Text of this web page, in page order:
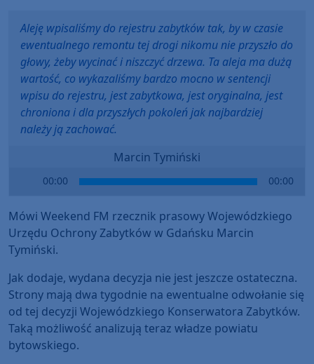
Aleję wpisaliśmy do rejestru zabytków tak, by w czasie
ewentualnego remontu tej drogi nikomu nie przyszło do
głowy, żeby wycinać i niszczyć drzewa. Ta aleja ma dużą
wartość, co wykazaliśmy bardzo mocno w sentencji
wpisu do rejestru, jest zabytkowa, jest oryginalna, jest
chroniona i dla przyszłych pokoleń jak najbardziej
należy ją zachować.
Marcin Tymiński
00:00 00:00
Mówi Weekend FM rzecznik prasowy Wojewódzkiego
Urzędu Ochrony Zabytków w Gdańsku Marcin
Tymiński.
Jak dodaje, wydana decyzja nie jest jeszcze ostateczna.
Strony mają dwa tygodnie na ewentualne odwołanie się
od tej decyzji Wojewódzkiego Konserwatora Zabytków.
Taką możliwość analizują teraz władze powiatu
bytowskiego.